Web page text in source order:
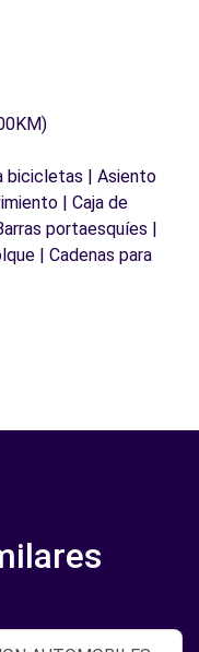
bicicletas | Asiento
| Caja de
portaesquíes |
| Cadenas para